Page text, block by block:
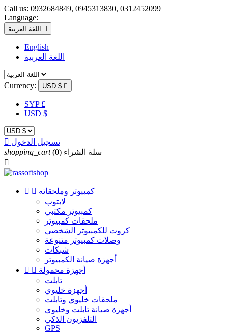
Call us: 0932684849, 0945313830, 0312452099
Language:
اللغة العربية 
English
اللغة العربية
Currency: USD $ 
SYP £
USD $
 تسجيل الدخول
shopping_cart
سلة الشراء (0)

  كمبيوتر وملحقاته
لابتوب
كمبيوتر مكتبي
ملحقات كمبيوتر
كروت للكمبيوتر الشخصي
وصلات كمبيوتر متنوعة
شبكات
أجهزة صيانة الكمبيوتر
  أجهزة محمولة
تابلت
أجهزة خليوي
ملحقات خليوي وتابلت
أجهزة صيانة تابلت وخليوي
التلفزيون الذكي
GPS